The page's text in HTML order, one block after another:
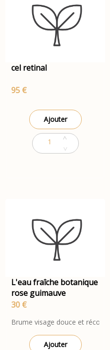
cel retinal
95 €
Ajouter
L'eau fraîche botanique
rose guimauve
30 €
Brume visage douce et
Ajouter